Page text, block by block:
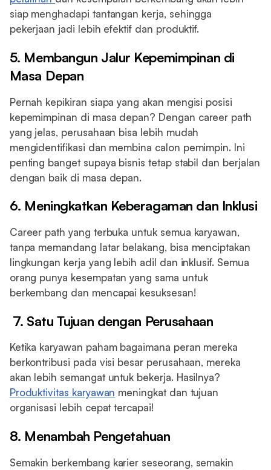
siap menghadapi tantangan kerja, sehingga
pekerjaan jadi lebih efektif dan produktif.
5. Membangun Jalur Kepemimpinan di
Masa Depan
Pernah kepikiran siapa yang akan mengisi posisi
kepemimpinan di masa depan? Dengan career path
yang jelas, perusahaan bisa lebih mudah
mengidentifikasi dan membina calon pemimpin. Ini
penting banget supaya bisnis tetap stabil dan berjalan
dengan baik di masa depan.
6. Meningkatkan Keberagaman dan Inklusi
Career path yang terbuka untuk semua karyawan,
tanpa memandang latar belakang, bisa menciptakan
lingkungan kerja yang lebih adil dan inklusif. Semua
orang punya kesempatan yang sama untuk
berkembang dan mencapai kesuksesan!
7. Satu Tujuan dengan Perusahaan
Ketika karyawan paham bagaimana peran mereka
berkontribusi pada visi besar perusahaan, mereka
akan lebih semangat untuk bekerja. Hasilnya?
Produktivitas karyawan meningkat dan tujuan
organisasi lebih cepat tercapai!
8. Menambah Pengetahuan
Semakin berkembang karier seseorang, semakin